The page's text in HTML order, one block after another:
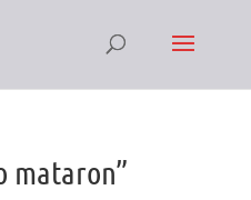
mataron”